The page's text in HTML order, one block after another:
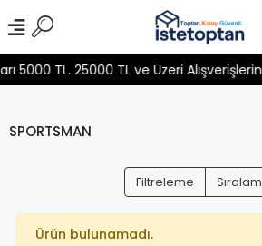
5000 TL. 25000 TL ve Üzeri
SPORTSMAN
Filtreleme
Ürün bulunamadı.